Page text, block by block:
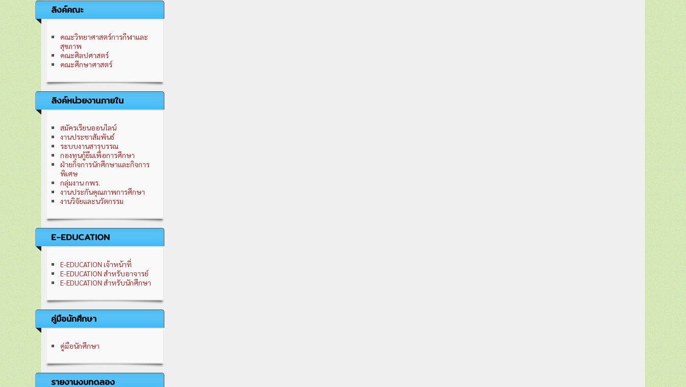
ลิงค์คณะ
คณะวิทยาศาสตร์การกีฬาและ
สุขภาพ
คณะศิลปศาสตร์
คณะศึกษาศาสตร์
ลิงค์หน่วยงานภายใน
สมัครเรียนออนไลน์
งานประชาสัมพันธ์
ระบบงานสารบรรณ
กองทุนกู้ยืมเพื่อการศึกษา
ฝ่ายกิจการนักศึกษาและกิจการ
พิเศษ
กลุ่มงาน กพร.
งานประกันคุณภาพการศึกษา
งานวิจัยและนวัตกรรม
E-EDUCATION
E-EDUCATION เจ้าหน้าที่
E-EDUCATION สำหรับอาจารย์
E-EDUCATION สำหรับนักศึกษา
คู่มือนักศึกษา
คู่มือนักศึกษา
รายงานงบทดลอง